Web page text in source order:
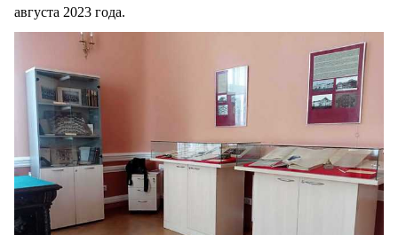
августа 2023 года.